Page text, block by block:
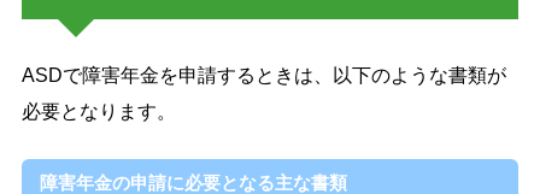
ASDで障害年金を申請するときは、以下のような書類が
必要となります。
障害年金の申請に必要となる主な書類